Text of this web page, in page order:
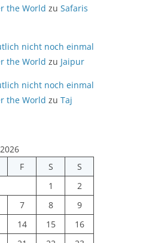
the World zu Safaris
nicht noch einmal
the World zu Jaipur
nicht noch einmal
the World zu Taj
F S
S
1
2
7 8
9
14 15
16